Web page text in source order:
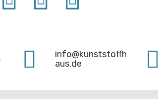
info@kunststoffh
aus.de